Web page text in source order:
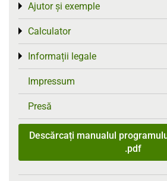
Ajutor și exemple
Toggle menu
Calculator
Toggle menu
Informații legale
Toggle menu
Impressum
Presă
Descărcați manualul
.pdf